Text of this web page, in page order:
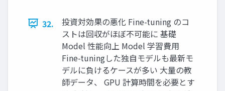
32.
投資対効果の悪化 Fine-tuning のコ
ストは回収がほぼ不可能に 基礎
Model 性能向上 Model 学習費用
Fine-tuningした独自モデルも最新モ
デルに負けるケースが多い 大量の教
師データ、 GPU 計算時間を必要とす